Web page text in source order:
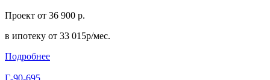
Проект от 36 900 р.
в ипотеку от 33 015р/мес.
Подробнее
Г-90-695